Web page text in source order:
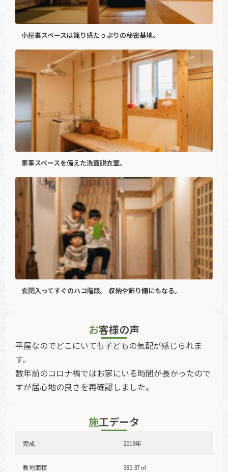
小屋裏スペースは籠り感たっぷりの秘密基地。
家事スペースを備えた洗面脱衣室。
玄関入ってすぐのハコ階段。 収納や飾り棚にもなる。
お客様の声
平屋なのでどこにいても子どもの気配が感じられま
す。
数年前のコロナ禍ではお家にいる時間が長かったので
すが居心地の良さを再確認しました。
施工データ
完成 2019年
敷地面積 380.37㎡